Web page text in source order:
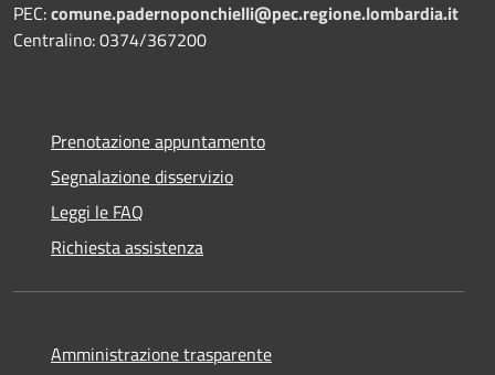
PEC:comune.padernoponchielli@pec.regione.lombardia.it
Centralino: 0374/367200
Prenotazione appuntamento
Segnalazione disservizio
Leggi le FAQ
Richiesta assistenza
Amministrazione trasparente